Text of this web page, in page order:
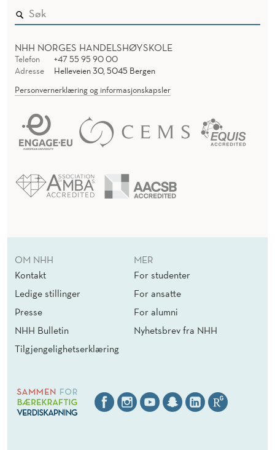
NHH NORGES HANDELSHØYSKOLE
Telefon
+47 55 95 90 00
Adresse
Helleveien 30, 5045 Bergen
Personvernerklæring og informasjonskapsler
OM NHH
Kontakt
Ledige stillinger
Presse
NHH Bulletin
Tilgjengelighetserklæring
MER
For studenter
For ansatte
For alumni
Nyhetsbrev fra NHH